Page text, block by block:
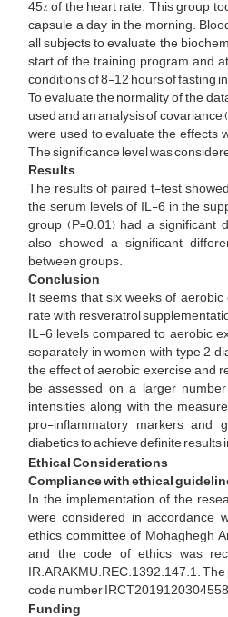
45% of the heart rate. This group
capsule a day in the morning.
all subjects to evaluate the
start of the training program and
conditions of 8-12 hours of fasting
To evaluate the normality of the
used and an analysis of
were used to evaluate the effects
The significance level was
Results
The results of paired t-test
the serum levels of IL-6 in the
group (P=0.01) had a significant
also showed a significant
between groups.
Conclusion
It seems that six weeks of
rate with resveratrol
IL-6 levels compared to aerobic
separately in women with type 2
the effect of aerobic exercise and
be assessed on a larger
intensities along with the
pro-inflammatory markers and
diabetics to achieve definite results
Ethical Considerations
Compliance with ethical
In the implementation of the
were considered in accordance
ethics committee of Mohaghegh
and the code of ethics was
IR.ARAKMU.REC.1392.147.1.
code number
Funding